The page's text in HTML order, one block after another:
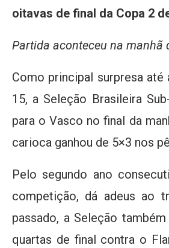
oitavas de final da Copa 2
Partida aconteceu na manhã
Como principal surpresa
15, a Seleção Brasileira
para o Vasco no final da
carioca ganhou de 5×3 nos
Pelo segundo ano
competição, dá adeus ao
passado, a Seleção
quartas de final contra o